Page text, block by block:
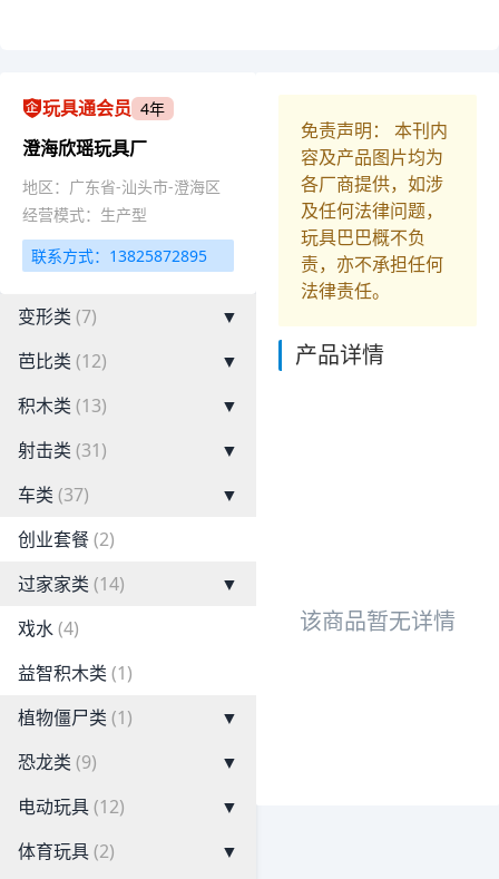
玩具通会员 4年
澄海欣瑶玩具厂
地区：广东省-汕头市-澄海区
经营模式：生产型
联系方式：13825872895
变形类 (7)
▼
芭比类 (12)
▼
积木类 (13)
▼
射击类 (31)
▼
车类 (37)
▼
创业套餐(2)
过家家类 (14)
▼
戏水(4)
益智积木类 (1)
植物僵尸类 (1)
▼
恐龙类 (9)
▼
电动玩具(12)
▼
体育玩具(2)
▼
免责声明： 本刊内
容及产品图片均为
各厂商提供，如涉
及任何法律问题，
玩具巴巴概不负
责，亦不承担任何
法律责任。
产品详情
该商品暂无详情